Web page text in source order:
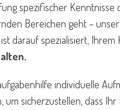
spezifischer Kenntnisse
Bereichen geht –
darauf spezialisiert, Ihrem
individuelle
sicherzustellen, dass Ihr